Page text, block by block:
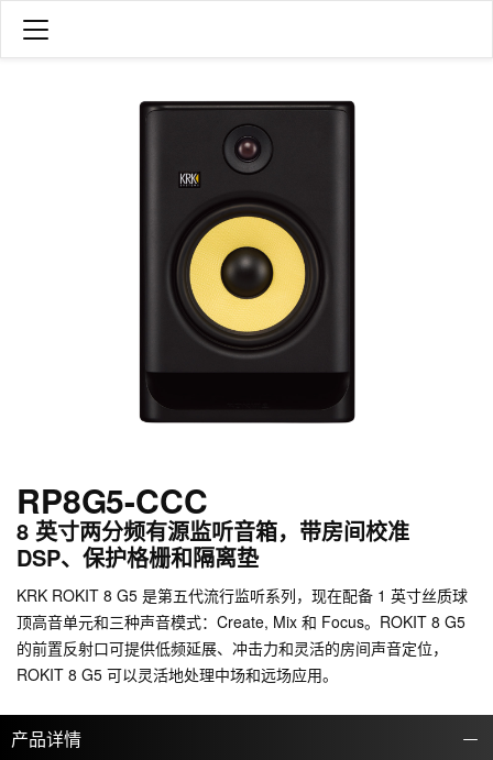
RP8G5-CCC
8 英寸两分频有源监听音箱，带房间校准
DSP、保护格栅和隔离垫
KRK ROKIT 8 G5 是第五代流行监听系列，现在配备 1 英寸丝质球
顶高音单元和三种声音模式：Create, Mix 和 Focus。ROKIT 8 G5
的前置反射口可提供低频延展、冲击力和灵活的房间声音定位，
ROKIT 8 G5 可以灵活地处理中场和远场应用。
产品详情